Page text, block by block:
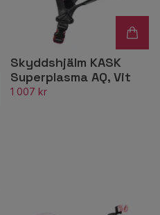
Skyddshjälm KASK
Superplasma AQ, Vit
1 007 kr